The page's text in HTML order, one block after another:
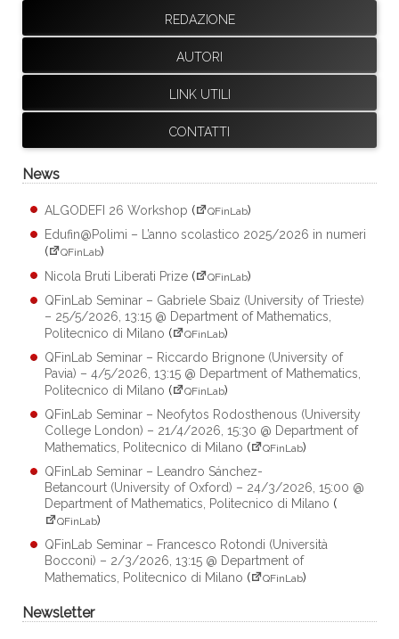
REDAZIONE
AUTORI
LINK UTILI
CONTATTI
News
ALGODEFI 26 Workshop ( QFinLab)
Edufin@Polimi – L’anno scolastico 2025/2026 in numeri
(
QFinLab)
Nicola Bruti Liberati Prize ( QFinLab)
QFinLab Seminar – Gabriele Sbaiz (University of Trieste)
– 25/5/2026, 13:15 @ Department of Mathematics,
Politecnico di Milano ( QFinLab)
QFinLab Seminar – Riccardo Brignone (University of
Pavia) – 4/5/2026, 13:15 @ Department of Mathematics,
Politecnico di Milano ( QFinLab)
QFinLab Seminar – Neofytos Rodosthenous (University
College London) – 21/4/2026, 15:30 @ Department of
Mathematics, Politecnico di Milano ( QFinLab)
QFinLab Seminar – Leandro Sánchez-
Betancourt (University of Oxford) – 24/3/2026, 15:00 @
Department of Mathematics, Politecnico di Milano (
QFinLab)
QFinLab Seminar – Francesco Rotondi (Università
Bocconi) – 2/3/2026, 13:15 @ Department of
Mathematics, Politecnico di Milano ( QFinLab)
Newsletter